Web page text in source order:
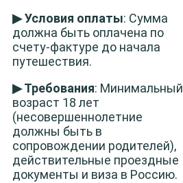
▶ Условия оплаты: Сумма
должна быть оплачена по
счету-фактуре до начала
путешествия.
▶ Требования: Минимальный
возраст 18 лет
(несовершеннолетние
должны быть в
сопровождении родителей),
действительные проездные
документы и виза в Россию.